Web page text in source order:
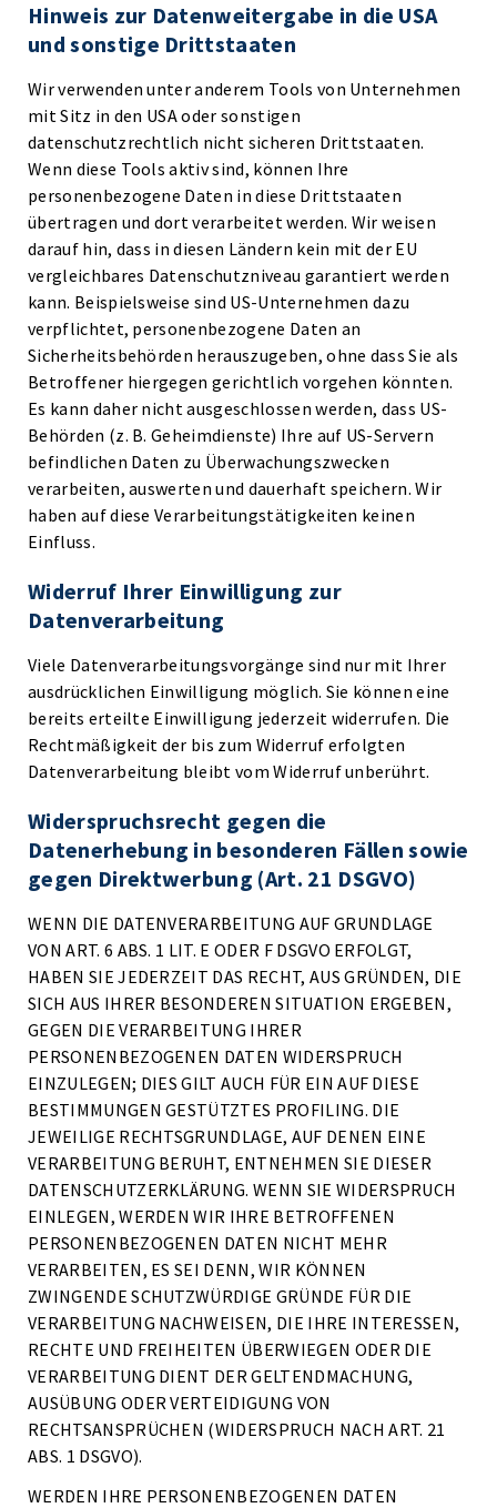
Hinweis zur Datenweitergabe in die USA
und sonstige Drittstaaten
Wir verwenden unter anderem Tools von Unternehmen
mit Sitz in den USA oder sonstigen
datenschutzrechtlich nicht sicheren Drittstaaten.
Wenn diese Tools aktiv sind, können Ihre
personenbezogene Daten in diese Drittstaaten
übertragen und dort verarbeitet werden. Wir weisen
darauf hin, dass in diesen Ländern kein mit der EU
vergleichbares Datenschutzniveau garantiert werden
kann. Beispielsweise sind US-Unternehmen dazu
verpflichtet, personenbezogene Daten an
Sicherheitsbehörden herauszugeben, ohne dass Sie als
Betroffener hiergegen gerichtlich vorgehen könnten.
Es kann daher nicht ausgeschlossen werden, dass US-
Behörden (z. B. Geheimdienste) Ihre auf US-Servern
befindlichen Daten zu Überwachungszwecken
verarbeiten, auswerten und dauerhaft speichern. Wir
haben auf diese Verarbeitungstätigkeiten keinen
Einfluss.
Widerruf Ihrer Einwilligung zur
Datenverarbeitung
Viele Datenverarbeitungsvorgänge sind nur mit Ihrer
ausdrücklichen Einwilligung möglich. Sie können eine
bereits erteilte Einwilligung jederzeit widerrufen. Die
Rechtmäßigkeit der bis zum Widerruf erfolgten
Datenverarbeitung bleibt vom Widerruf unberührt.
Widerspruchsrecht gegen die
Datenerhebung in besonderen Fällen sowie
gegen Direktwerbung (Art. 21 DSGVO)
WENN DIE DATENVERARBEITUNG AUF GRUNDLAGE
VON ART. 6 ABS. 1 LIT. E ODER F DSGVO ERFOLGT,
HABEN SIE JEDERZEIT DAS RECHT, AUS GRÜNDEN, DIE
SICH AUS IHRER BESONDEREN SITUATION ERGEBEN,
GEGEN DIE VERARBEITUNG IHRER
PERSONENBEZOGENEN DATEN WIDERSPRUCH
EINZULEGEN; DIES GILT AUCH FÜR EIN AUF DIESE
BESTIMMUNGEN GESTÜTZTES PROFILING. DIE
JEWEILIGE RECHTSGRUNDLAGE, AUF DENEN EINE
VERARBEITUNG BERUHT, ENTNEHMEN SIE DIESER
DATENSCHUTZERKLÄRUNG. WENN SIE WIDERSPRUCH
EINLEGEN, WERDEN WIR IHRE BETROFFENEN
PERSONENBEZOGENEN DATEN NICHT MEHR
VERARBEITEN, ES SEI DENN, WIR KÖNNEN
ZWINGENDE SCHUTZWÜRDIGE GRÜNDE FÜR DIE
VERARBEITUNG NACHWEISEN, DIE IHRE INTERESSEN,
RECHTE UND FREIHEITEN ÜBERWIEGEN ODER DIE
VERARBEITUNG DIENT DER GELTENDMACHUNG,
AUSÜBUNG ODER VERTEIDIGUNG VON
RECHTSANSPRÜCHEN (WIDERSPRUCH NACH ART. 21
ABS. 1 DSGVO).
WERDEN IHRE PERSONENBEZOGENEN DATEN